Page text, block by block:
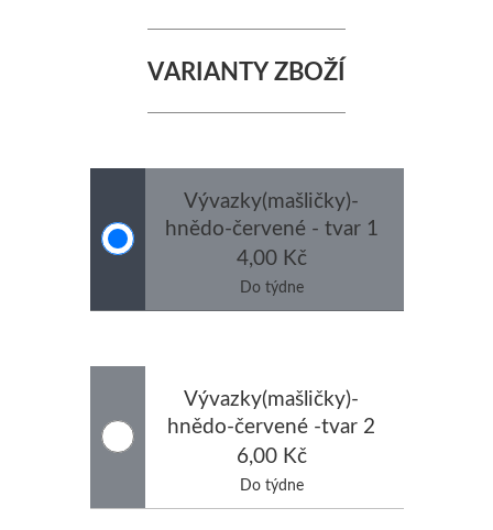
VARIANTY ZBOŽÍ
Vývazky(mašličky)-
hnědo-červené - tvar 1
4,00 Kč
Do týdne
Vývazky(mašličky)-
hnědo-červené -tvar 2
6,00 Kč
Do týdne